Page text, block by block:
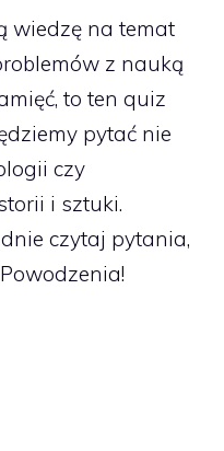
wiedzę na temat
z nauką
to ten quiz
pytać nie
czy
i sztuki.
czytaj pytania,